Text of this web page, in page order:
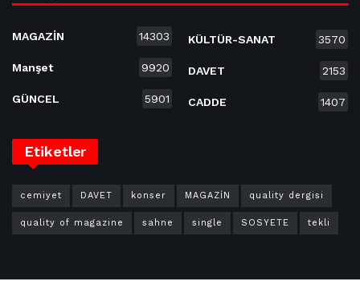
MAGAZİN 14303
Manşet 9920
GÜNCEL 5901
KÜLTÜR-SANAT 3570
DAVET 2153
CADDE 1407
Etiketler
cemiyet DAVET konser MAGAZİN quality dergisi
quality of magazine sahne single SOSYETE tekli